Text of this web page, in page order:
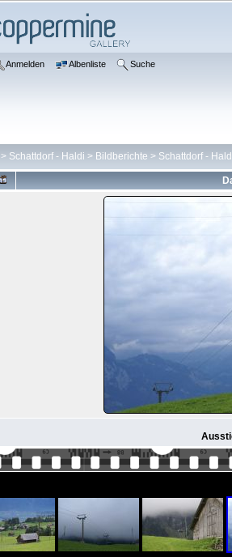
Anmelden Albenliste Suche
> Schattdorf - Haldi > Bildberichte > Schattdorf -